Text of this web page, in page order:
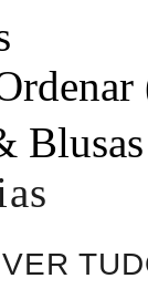
Blusas